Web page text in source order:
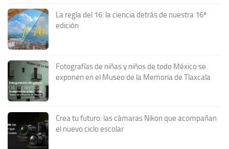
La regla del 16: la ciencia detrás de nuestra 16ª
edición
Fotografías de niñas y niños de todo México se
exponen en el Museo de la Memoria de Tlaxcala
Crea tu futuro: las cámaras Nikon que acompañan
el nuevo ciclo escolar